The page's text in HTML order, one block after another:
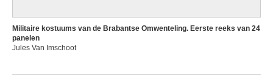
Militaire kostuums van de Brabantse Omwenteling. Eerste reeks van 24
panelen
Jules Van Imschoot